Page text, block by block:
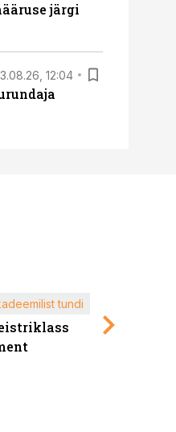
järgi
12:04
tundi